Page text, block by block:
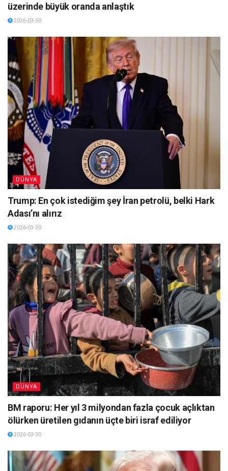
üzerinde büyük oranda anlaştık
2026-03-30
DÜNYA
Trump: En çok istediğim şey İran petrolü, belki Hark
Adası’nı alırız
2026-03-30
DÜNYA
BM raporu: Her yıl 3 milyondan fazla çocuk açlıktan
ölürken üretilen gıdanın üçte biri israf ediliyor
2026-03-30